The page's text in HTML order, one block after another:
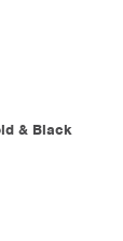
& Black